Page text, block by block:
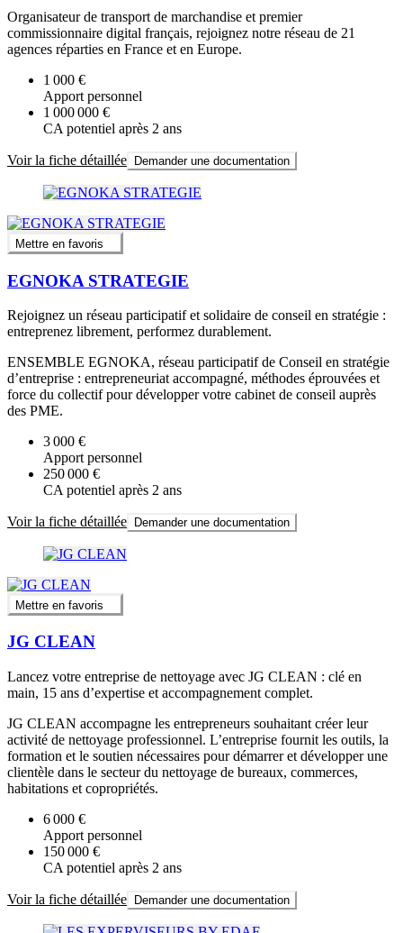
Organisateur de transport de marchandise et premier
commissionnaire digital français, rejoignez notre réseau de 21
agences réparties en France et en Europe.
1 000 €
Apport personnel
1 000 000 €
CA potentiel après 2 ans
Voir la fiche détaillée Demander une documentation
Mettre en favoris
EGNOKA STRATEGIE
Rejoignez un réseau participatif et solidaire de conseil en stratégie :
entreprenez librement, performez durablement.
ENSEMBLE EGNOKA, réseau participatif de Conseil en stratégie
d’entreprise : entrepreneuriat accompagné, méthodes éprouvées et
force du collectif pour développer votre cabinet de conseil auprès
des PME.
3 000 €
Apport personnel
250 000 €
CA potentiel après 2 ans
Voir la fiche détaillée Demander une documentation
Mettre en favoris
JG CLEAN
Lancez votre entreprise de nettoyage avec JG CLEAN : clé en
main, 15 ans d’expertise et accompagnement complet.
JG CLEAN accompagne les entrepreneurs souhaitant créer leur
activité de nettoyage professionnel. L’entreprise fournit les outils, la
formation et le soutien nécessaires pour démarrer et développer une
clientèle dans le secteur du nettoyage de bureaux, commerces,
habitations et copropriétés.
6 000 €
Apport personnel
150 000 €
CA potentiel après 2 ans
Voir la fiche détaillée Demander une documentation